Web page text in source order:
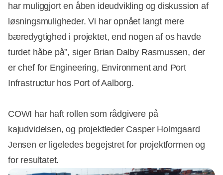
har muliggjort en åben ideudvikling og diskussion af
løsningsmuligheder. Vi har opnået langt mere
bæredygtighed i projektet, end nogen af os havde
turdet håbe på”, siger Brian Dalby Rasmussen, der
er chef for Engineering, Environment and Port
Infrastructur hos Port of Aalborg.
COWI har haft rollen som rådgivere på
kajudvidelsen, og projektleder Casper Holmgaard
Jensen er ligeledes begejstret for projektformen og
for resultatet.